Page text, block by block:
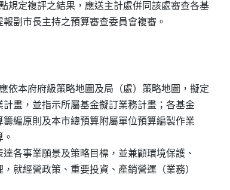
規定複評之結果，應送主計處併同該處審查各基
依本府府級策略地圖及局（處）策略地圖，擬定
計畫，並指示所屬基金擬訂業務計畫；各基金
籌編原則及本市總預算附屬單位預算編製作業
。
達各事業願景及策略目標，並兼顧環境保護、
，就經營政策、重要投資、產銷營運（業務）